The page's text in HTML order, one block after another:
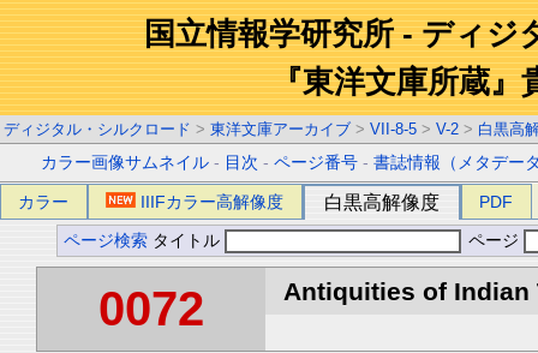
国立情報学研究所 - ディジ
『東洋文庫所蔵』
ディジタル・シルクロード > 東洋文庫アーカイブ > VII-8-5 > V-2 > 白黒高
カラー画像サムネイル - 目次 -ページ番号 -書誌情報（メタデー
カラー IIIFカラー高解像度 白黒高解像度 PDF
ページ検索 タイトル ページ
0072 Antiquities of Indian